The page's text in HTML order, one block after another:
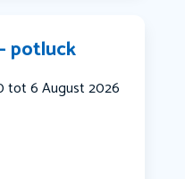
potluck
tot 6 August 2026